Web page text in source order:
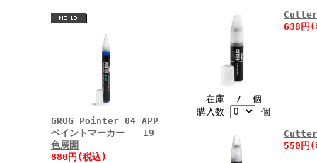
GROG Pointer 04 APP
ペイントマーカー 19
色展開
880円(税込)
在庫 7 個
購入数
個
Cutter
638円
Cutter
550円